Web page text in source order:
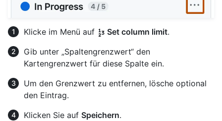
Klicke im Menü auf Set column limit.
Gib unter „Spaltengrenzwert“ den
Kartengrenzwert für diese Spalte ein.
Um den Grenzwert zu entfernen, lösche optional
den Eintrag.
Klicken Sie auf Speichern.